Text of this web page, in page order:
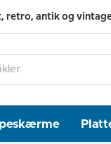
retro, antik og